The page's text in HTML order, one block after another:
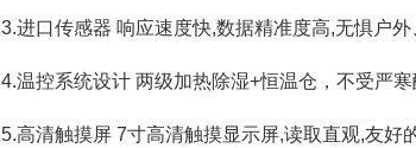
3.进口传感器 响应速度快,数据精准度高,无惧户
4.温控系统设计 两级加热除湿+恒温仓，不受严
5.高清触摸屏 7寸高清触摸显示屏,读取直观,友好